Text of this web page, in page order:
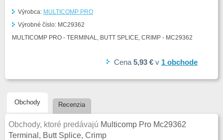
Výrobca: MULTICOMP PRO
Výrobné číslo: MC29362
MULTICOMP PRO - TERMINAL, BUTT SPLICE, CRIMP - MC29362
Cena 5,93 € v 1 obchode
Obchody Recenzia
Obchody, ktoré predávajú Multicomp Pro Mc29362
Terminal, Butt Splice, Crimp